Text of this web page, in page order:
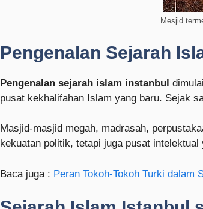
Mesjid
Pengenalan Sejarah
Pengenalan sejarah islam instanbul
pusat kekhalifahan Islam yang baru. Sejak
Masjid-masjid megah, madrasah,
kekuatan politik, tetapi juga pusat
Baca juga : Peran Tokoh-Tokoh Turki dalam